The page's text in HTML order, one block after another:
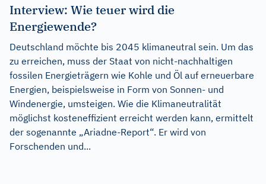
Interview: Wie teuer wird die
Energiewende?
Deutschland möchte bis 2045 klimaneutral sein. Um das
zu erreichen, muss der Staat von nicht-nachhaltigen
fossilen Energieträgern wie Kohle und Öl auf erneuerbare
Energien, beispielsweise in Form von Sonnen- und
Windenergie, umsteigen. Wie die Klimaneutralität
möglichst kosteneffizient erreicht werden kann, ermittelt
der sogenannte „Ariadne-Report“. Er wird von
Forschenden und...